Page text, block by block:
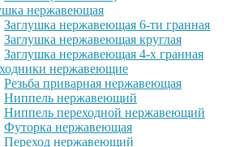
нержавеющая
Заглушка нержавеющая 6-ти гранная
Заглушка нержавеющая круглая
Заглушка нержавеющая 4-х гранная
нержавеющие
Резьба приварная нержавеющая
Ниппель нержавеющий
Ниппель переходной нержавеющий
Футорка нержавеющая
Переход нержавеющий